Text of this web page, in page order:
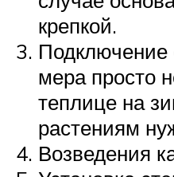
крепкой.
Подключение
мера просто
теплице на
растениям
Возведения